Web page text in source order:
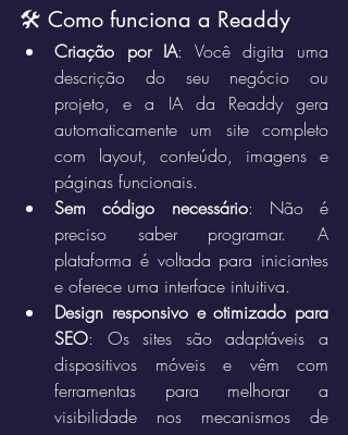
🛠️ Como funciona a Readdy
Criação por IA: Você digita uma
descrição do seu negócio ou
projeto, e a IA da Readdy gera
automaticamente um site completo
com layout, conteúdo, imagens e
páginas funcionais.
Sem código necessário: Não é
preciso saber programar. A
plataforma é voltada para iniciantes
e oferece uma interface intuitiva.
Design responsivo e otimizado para
SEO: Os sites são adaptáveis a
dispositivos móveis e vêm com
ferramentas para melhorar a
visibilidade nos mecanismos de